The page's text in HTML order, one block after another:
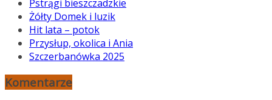
Pstrągi bieszczadzkie
Żółty Domek i luzik
Hit lata – potok
Przysłup, okolica i Ania
Szczerbanówka 2025
Komentarze